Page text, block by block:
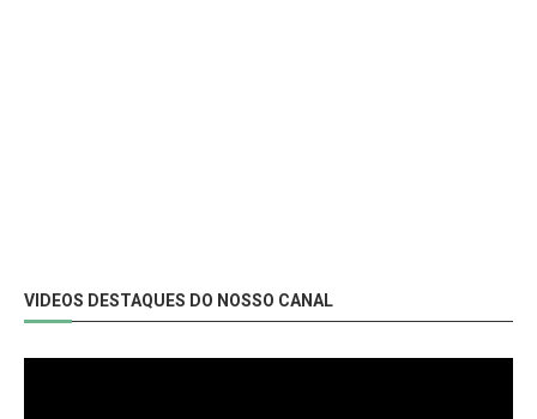
VIDEOS DESTAQUES DO NOSSO CANAL